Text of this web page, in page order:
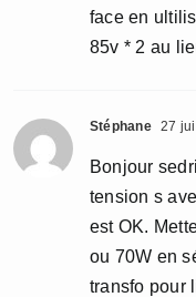
face en
85v * 2 au
Stéphane 27
Bonjour
tension s
est OK.
ou 70W en
transfo pour